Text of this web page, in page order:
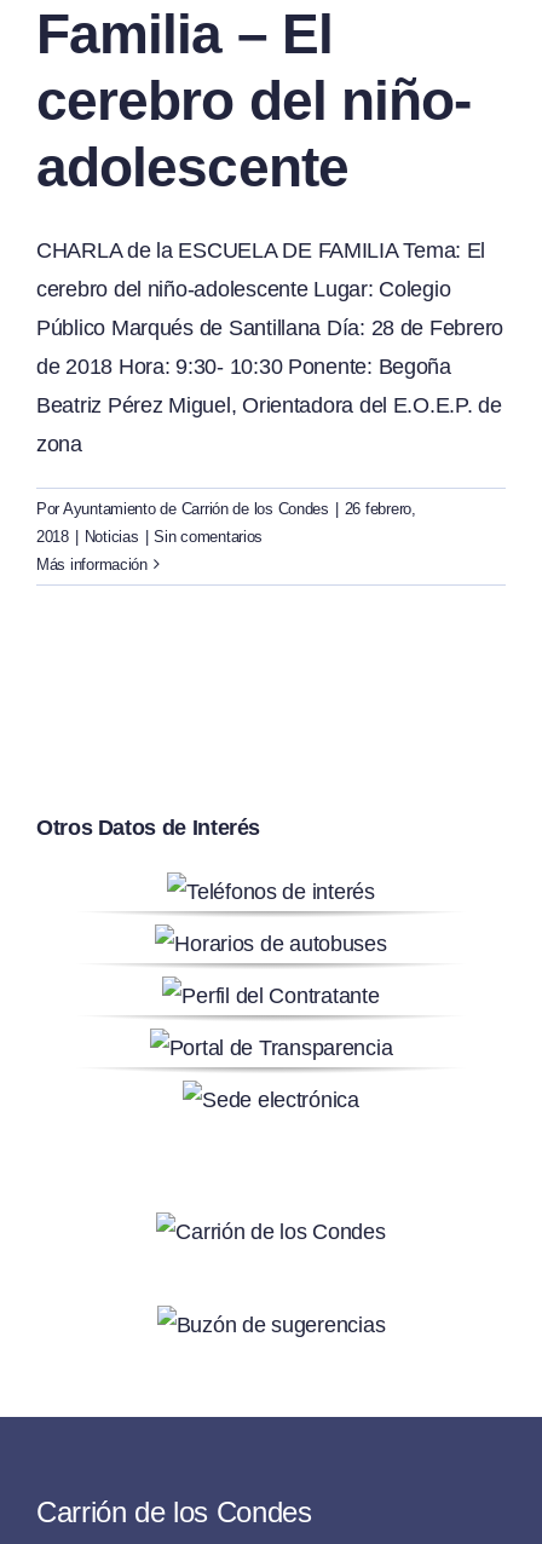
Familia – El
cerebro del niño-
adolescente
CHARLA de la ESCUELA DE FAMILIA Tema: El
cerebro del niño-adolescente Lugar: Colegio
Público Marqués de Santillana Día: 28 de Febrero
de 2018 Hora: 9:30- 10:30 Ponente: Begoña
Beatriz Pérez Miguel, Orientadora del E.O.E.P. de
zona
Por Ayuntamiento de Carrión de los Condes | 26 febrero,
2018 | Noticias | Sin comentarios
Más información
Otros Datos de Interés
Carrión de los Condes